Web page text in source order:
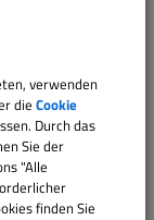
verwenden
die Cookie
Durch das
Sie der
"Alle
finden Sie